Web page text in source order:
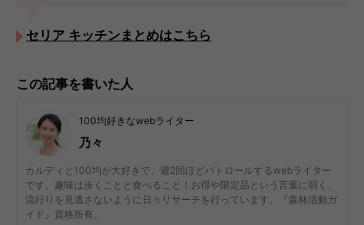
セリア キッチンまとめはこちら
この記事を書いた人
100均好きなwebライター
乃々
カルディと100均が大好きで、週2回ほどパトロールするwebライター
です。趣味は歩くことと食べること！お得や限定品という言葉に弱く、
流行りを見逃さないように日々リサーチを行っています。『森林活動ガ
イド』資格所有。